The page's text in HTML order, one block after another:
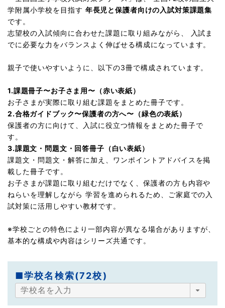
学附属小学校を目指す 年長児と保護者向けの入試対策課題集
です。
志望校の入試傾向に合わせた課題に取り組みながら、 入試ま
でに必要な力をバランスよく伸ばせる構成になっています。
親子で使いやすいように、以下の3冊で構成されています。
1.課題冊子〜お子さま用〜（赤い表紙）
お子さまが実際に取り組む課題をまとめた冊子です。
2.合格ガイドブック〜保護者の方へ〜（緑色の表紙）
保護者の方に向けて、入試に役立つ情報をまとめた冊子で
す。
3.課題文・問題文・回答冊子（白い表紙）
課題文・問題文・解答に加え、ワンポイントアドバイスを掲
載した冊子です。
お子さまが課題に取り組むだけでなく、保護者の方も内容や
ねらいを理解しながら 学習を進められるため、ご家庭での入
試対策に活用しやすい教材です。
※学校ごとの特色により一部内容が異なる場合がありますが、
基本的な構成や内容はシリーズ共通です。
■学校名検索(72校)